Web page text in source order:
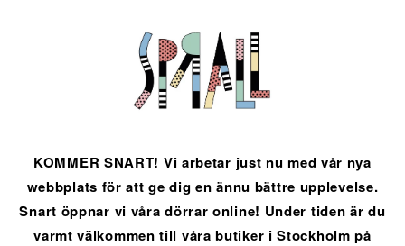
KOMMER SNART! Vi arbetar just nu med vår nya
webbplats för att ge dig en ännu bättre upplevelse.
Snart öppnar vi våra dörrar online! Under tiden är du
varmt välkommen till våra butiker i Stockholm på